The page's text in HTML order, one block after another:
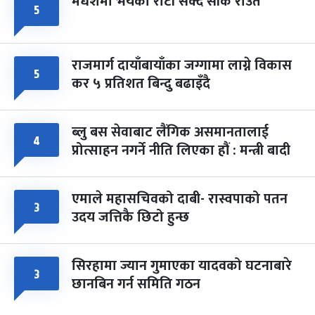
५
५ राजमार्ग दायाँबायाँका जग्गामा लाग्ने विकास
कर ५ प्रतिशत बिन्दु बढाइँदै
४ ब्लु बस सेवाबाट लैंगिक असमानतालाई
प्रोत्साहन नगर्ने नीति लिएका हौं : मन्त्री बादी
३ एमाले महासचिवको दाबी- रास्वपाको पतन
उदय जत्तिकै छिटो हुन्छ
३ सिरहामा ज्यान गुमाएका यादवको घटनाबारे
छानबिन गर्न समिति गठन